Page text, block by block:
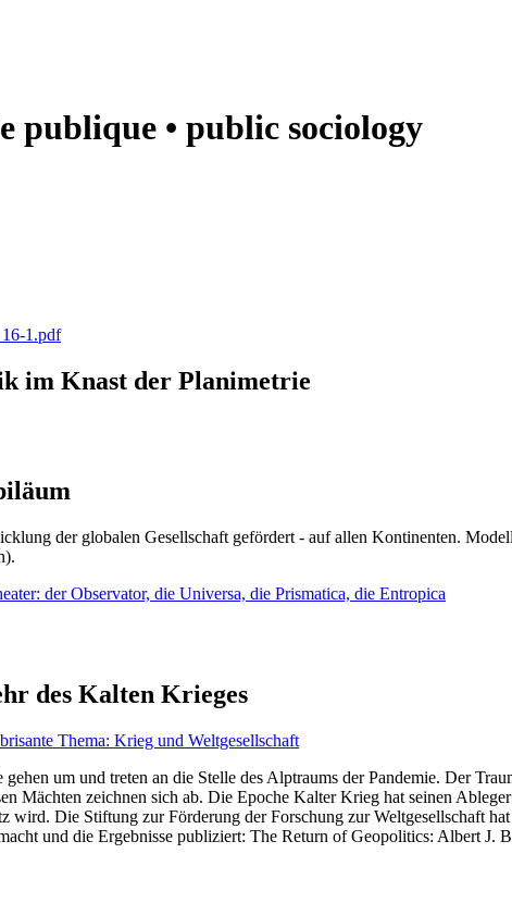
publique • public sociology
1.pdf
im Knast der Planimetrie
der globalen Gesellschaft gefördert - auf allen Kontinenten.
der Observator, die Universa, die Prismatica, die Entropica
des Kalten Krieges
Thema: Krieg und Weltgesellschaft
um und treten an die Stelle des Alptraums der Pandemie. Der
Mächten zeichnen sich ab. Die Epoche Kalter Krieg hat seinen
wird. Die Stiftung zur Förderung der Forschung zur Weltgesellschaft
und die Ergebnisse publiziert: The Return of Geopolitics: Albert